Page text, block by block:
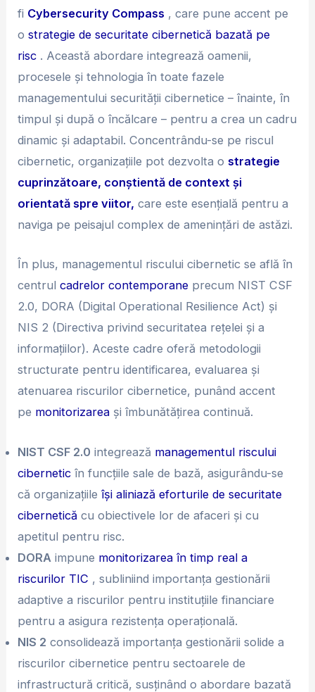
fi Cybersecurity Compass , care pune accent pe
ostrategie de securitate cibernetică bazată pe
risc . Această abordare integrează oamenii,
procesele și tehnologia în toate fazele
managementului securității cibernetice – înainte, în
timpul și după o încălcare – pentru a crea un cadru
dinamic și adaptabil. Concentrându-se pe riscul
cibernetic, organizațiile pot dezvolta ostrategie
cuprinzătoare, conștientă de context și
orientată spre viitor, care este esențială pentru a
naviga pe peisajul complex de amenințări de astăzi.
În plus, managementul riscului cibernetic se află în
centrulcadrelor contemporane precum NIST CSF
2.0, DORA (Digital Operational Resilience Act) și
NIS 2 (Directiva privind securitatea rețelei și a
informațiilor). Aceste cadre oferă metodologii
structurate pentru identificarea, evaluarea și
atenuarea riscurilor cibernetice, punând accent
pe monitorizarea și îmbunătățirea continuă.
NIST CSF 2.0 integrează managementul riscului
cibernetic în funcțiile sale de bază, asigurându-se
că organizațiileîși aliniază eforturile de securitate
cibernetică cu obiectivele lor de afaceri și cu
apetitul pentru risc.
DORA impune monitorizarea în timp real a
riscurilor TIC , subliniind importanța gestionării
adaptive a riscurilor pentru instituțiile financiare
pentru a asigura rezistența operațională.
NIS 2 consolidează importanța gestionării solide a
riscurilor cibernetice pentru sectoarele de
infrastructură critică, susținând o abordare bazată